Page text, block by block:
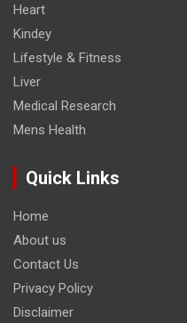
Heart
Kindey
Lifestyle & Fitness
Liver
Medical Research
Mens Health
Quick Links
Home
About us
Contact Us
Privacy Policy
Disclaimer